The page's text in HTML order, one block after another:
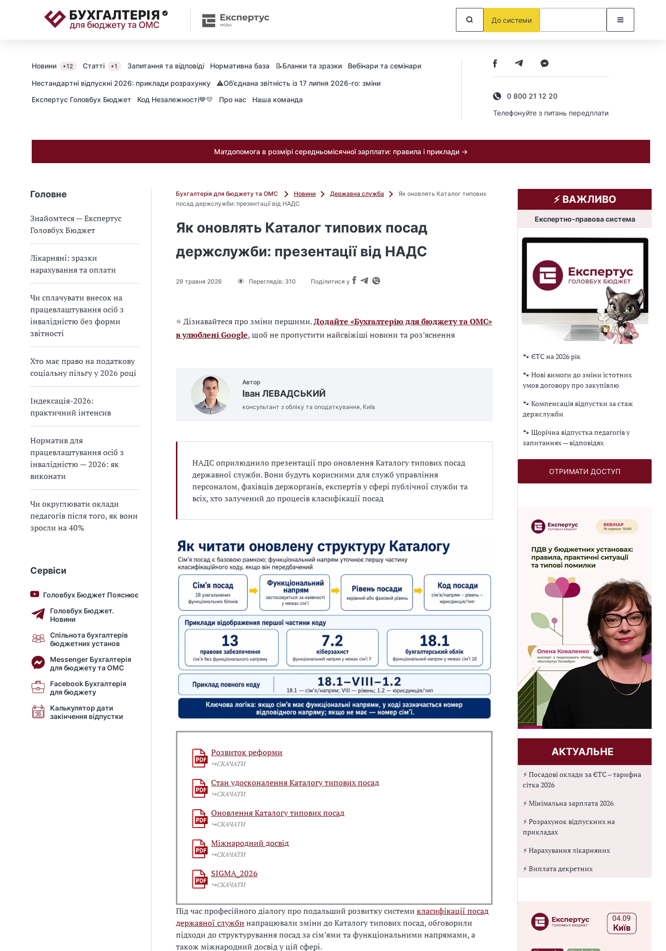
До системи
Новини +12 Статті +1 Запитання та відповіді Нормативна база 📝Бланки та зразки Вебінари та семінари
Нестандартні відпускні 2026: приклади розрахунку
⚠️Об’єднана звітність із 17 липня 2026-го: зміни
Експертус Головбух Бюджет
Код Незалежності💙💛 Про нас Наша команда
0 800 21 12 20
Телефонуйте з питань передплати
Матдопомога в розмірі середньомісячної зарплати: правила і приклади →
Головне
Знайомтеся — Експертус
Головбух Бюджет
Лікарняні: зразки
нарахування та оплати
Чи сплачувати внесок на
працевлаштування осіб з
інвалідністю без форми
звітності
Хто має право на податкову
соціальну пільгу у 2026 році
Індексація-2026:
практичний інтенсив
Норматив для
працевлаштування осіб з
інвалідністю — 2026: як
виконати
Чи округлювати оклади
педагогів після того, як вони
зросли на 40%
Сервіси
Головбух Бюджет Пояснює
Головбух Бюджет.
Новини
Спільнота бухгалтерів
бюджетних установ
Messenger Бухгалтерія
для бюджету та ОМС
Facebook Бухгалтерія
для бюджету
Калькулятор дати
закінчення відпустки
Бухгалтерія для бюджету та ОМС Новини Державна служба
Як оновлять Каталог типових
посад держслужби: презентації від НАДС
Як оновлять Каталог типових посад
держслужби: презентації від НАДС
29 травня 2026 Переглядів: 310 Поділитися у
⭐ Дізнавайтеся про зміни першими.Додайте «Бухгалтерію для бюджету та ОМС»
в улюблені Google, щоб не пропустити найсвіжіші новини та роз’яснення
Автор
Іван ЛЕВАДСЬКИЙ
консультант з обліку та оподаткування, Київ
НАДС оприлюднило презентації про оновлення Каталогу типових посад
державної служби. Вони будуть корисними для служб управління
персоналом, фахівців держорганів, експертів у сфері публічної служби та
всіх, хто залучений до процесів класифікації посад
Розвиток реформи
↪️СКАЧАТИ
Стан удосконалення Каталогу типових посад
↪️СКАЧАТИ
Оновлення Каталогу типових посад
↪️СКАЧАТИ
Міжнародний досвід
↪️СКАЧАТИ
SIGMA_2026
↪️СКАЧАТИ
Під час професійного діалогу про подальший розвитку системи класифікації посад
державної служби напрацювали зміни до Каталогу типових посад, обговорили
підходи до структурування посад за сім’ями та функціональними напрямами, а
також міжнародний досвід у цій сфері.
⚡️ ВАЖЛИВО
Експертно-правова система
🐾 ЄТС на 2026 рік
🐾 Нові вимоги до зміни істотних
умов договору про закупівлю
🐾 Компенсація відпустки за стаж
держслужби
🐾 Щорічна відпустка педагогів у
запитаннях — відповідях
ОТРИМАТИ ДОСТУП
АКТУАЛЬНЕ
⚡ Посадові оклади за ЄТС – тарифна
сітка 2026
⚡ Мінімальна зарплата 2026
⚡ Розрахунок відпускних на
прикладах
⚡ Нарахування лікарняних
⚡ Виплата декретних